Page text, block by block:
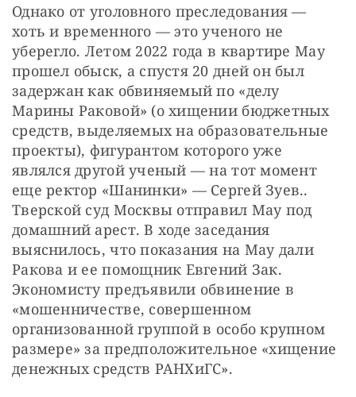
Однако от уголовного преследования —
хоть и временного — это ученого не
уберегло. Летом 2022 года в квартире Мау
прошел обыск, а спустя 20 дней он был
задержан как обвиняемый по «делу
Марины Раковой» (о хищении бюджетных
средств, выделяемых на образовательные
проекты), фигурантом которого уже
являлся другой ученый — на тот момент
еще ректор «Шанинки» — Сергей Зуев..
Тверской суд Москвы отправил Мау под
домашний арест. В ходе заседания
выяснилось, что показания на Мау дали
Ракова и ее помощник Евгений Зак.
Экономисту предъявили обвинение в
«мошенничестве, совершенном
организованной группой в особо крупном
размере» за предположительное «хищение
денежных средств РАНХиГС».